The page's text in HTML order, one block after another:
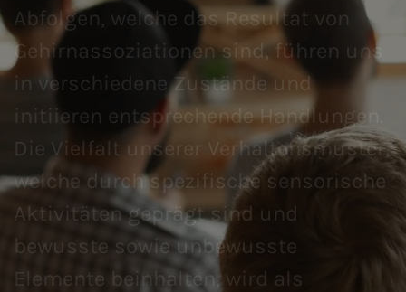
Abfolgen, welche das Resultat von
Gehirnassoziationen sind, führen uns
in verschiedene Zustände und
initiieren entsprechende Handlungen.
Die Vielfalt unserer Verhaltensmuster,
welche durch spezifische sensorische
Aktivitäten geprägt sind und
bewusste sowie unbewusste
Elemente beinhalten, wird als